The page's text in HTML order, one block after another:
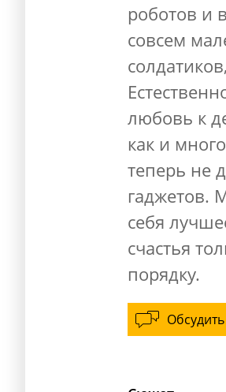
роботов и
совсем
любовь к
как и
теперь не
гаджетов.
себя
счастья
порядку.
Обсудить